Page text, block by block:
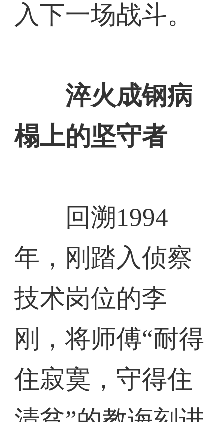
入下一场战斗。
淬火成钢病
榻上的坚守者
回溯1994
年，刚踏入侦察
技术岗位的李
刚，将师傅“耐得
住寂寞，守得住